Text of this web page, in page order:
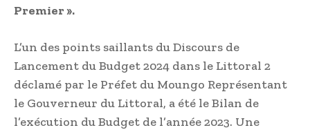
Premier ».
L’un des points saillants du Discours de
Lancement du Budget 2024 dans le Littoral 2
déclamé par le Préfet du Moungo Représentant
le Gouverneur du Littoral, a été le Bilan de
l’exécution du Budget de l’année 2023. Une